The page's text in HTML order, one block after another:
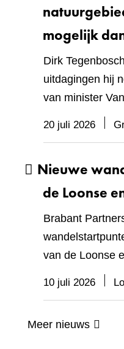
mogelijk
Dirk
uitdagingen hij
van minister
20 juli 2026
Nieuwe
de Loonse
Brabant
van de Loonse
10 juli 2026
Meer nieuws